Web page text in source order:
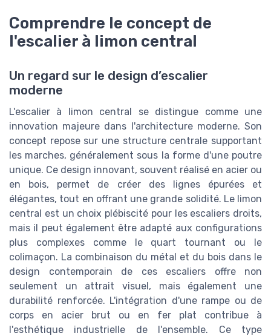
Comprendre le concept de
l'escalier à limon central
Un regard sur le design d’escalier
moderne
L'escalier à limon central se distingue comme une
innovation majeure dans l'architecture moderne. Son
concept repose sur une structure centrale supportant
les marches, généralement sous la forme d'une poutre
unique. Ce design innovant, souvent réalisé en acier ou
en bois, permet de créer des lignes épurées et
élégantes, tout en offrant une grande solidité. Le limon
central est un choix plébiscité pour les escaliers droits,
mais il peut également être adapté aux configurations
plus complexes comme le quart tournant ou le
colimaçon. La combinaison du métal et du bois dans le
design contemporain de ces escaliers offre non
seulement un attrait visuel, mais également une
durabilité renforcée. L'intégration d'une rampe ou de
corps en acier brut ou en fer plat contribue à
l'esthétique industrielle de l'ensemble. Ce type